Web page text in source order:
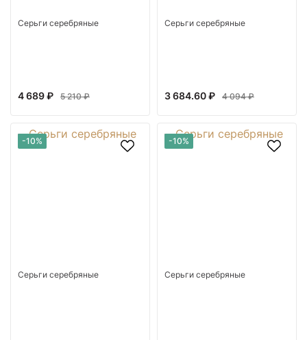
Серьги серебряные
4 689 ₽ 5 210 ₽
Серьги серебряные
3 684.60 ₽ 4 094 ₽
-10%
Серьги серебряные
-10%
Серьги серебряные